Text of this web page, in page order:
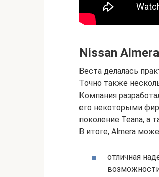
Nissan
Веста делалась
Точно также
Компания
его некоторыми
поколение Teana, а
В итоге, Almera
отличная